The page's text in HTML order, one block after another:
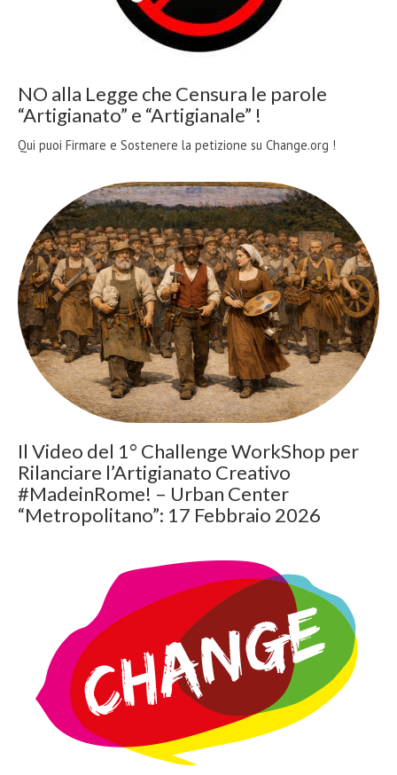
NO alla Legge che Censura le parole
“Artigianato” e “Artigianale” !
Qui puoi Firmare e Sostenere la petizione su Change.org !
Il Video del 1° Challenge WorkShop per
Rilanciare l’Artigianato Creativo
#MadeinRome! – Urban Center
“Metropolitano”: 17 Febbraio 2026